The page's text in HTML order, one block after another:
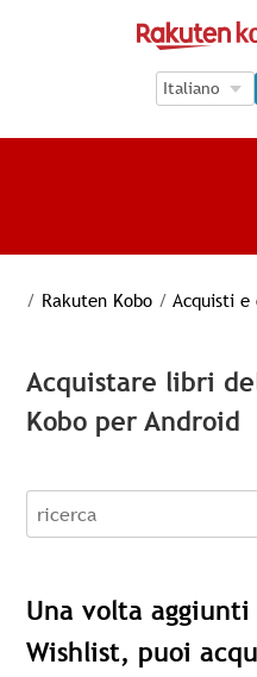
/ Rakuten Kobo / Acquisti e
Acquistare libri
Kobo per Android
recherche
Una volta
Wishlist, puoi